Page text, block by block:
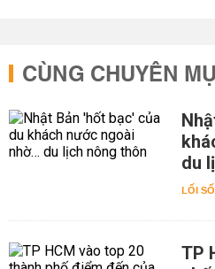
CÙNG CHUYÊN
du
LỐI
TP